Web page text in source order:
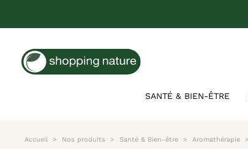
SANTÉ & BIEN-ÊTRE
Accueil Nos produits Santé & Bien-être Aromathérapie